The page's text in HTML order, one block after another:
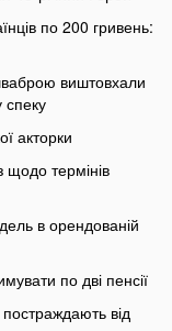
по 200 гривень:
виштовхали
спеку
акторки
щодо термінів
в орендованій
по дві пенсії
постраждають від